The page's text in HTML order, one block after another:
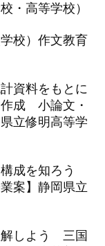
・高等学校）
校）作文教育
資料をもとに
作成 小論文・
立修明高等学
成を知ろう
案】静岡県立
しよう 三国